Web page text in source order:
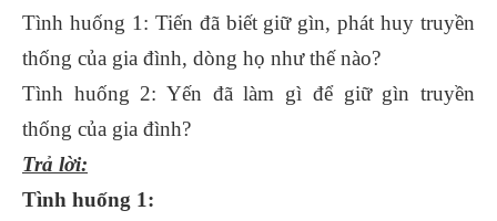
Tình huống 1: Tiến đã biết giữ gìn, phát huy truyền
thống của gia đình, dòng họ như thế nào?
Tình huống 2: Yến đã làm gì để giữ gìn truyền
thống của gia đình?
Trả lời:
Tình huống 1: